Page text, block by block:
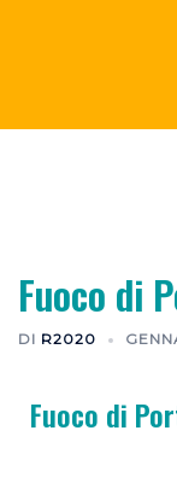
Fuoco di
DI R2020
Fuoco di